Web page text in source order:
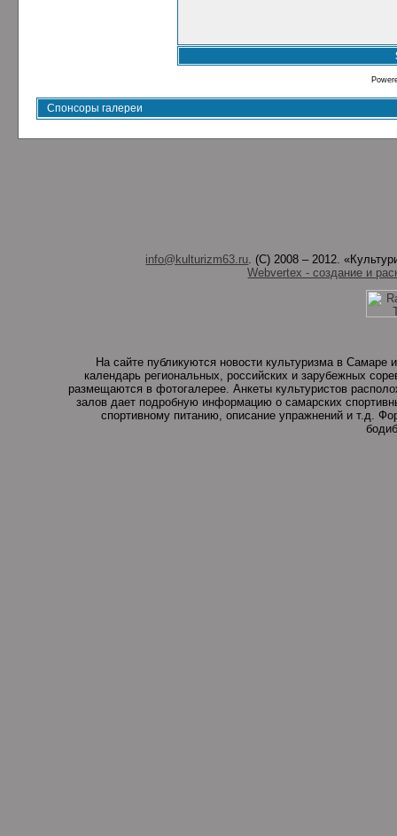
Webvertex - создание и
календарь региональных, российских и зарубежных
размещаются в фотогалерее. Анкеты культуристов
залов дает подробную информацию о самарских
спортивному питанию, описание упражнений и т.д.